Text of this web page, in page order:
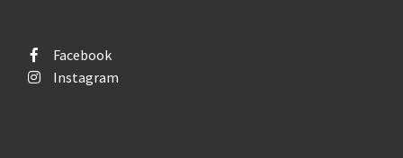
Facebook
Instagram